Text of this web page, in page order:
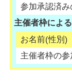
参加承認済
主催者枠によ
お名前(性別)
主催者枠の